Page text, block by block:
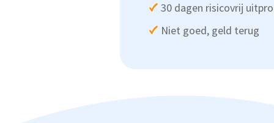
30 dagen risicovrij
Niet goed, geld terug